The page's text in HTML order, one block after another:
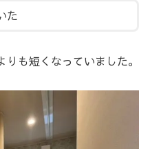
た
も短くなっていました。